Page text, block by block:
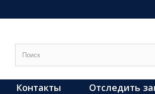
Контакты Отследить